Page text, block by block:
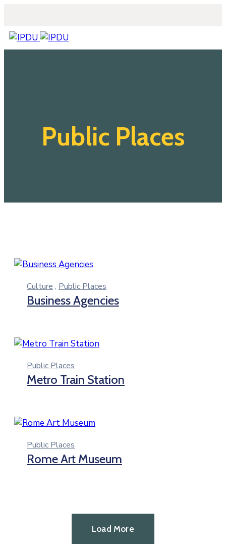
Inicio
Legislación
OrdenanzasPublic Places
Culture , Public Places
Business Agencies
Public Places
Metro Train Station
Public Places
Rome Art Museum
Load More